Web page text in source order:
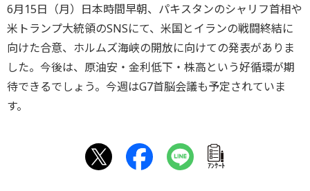
6月15日（月）日本時間早朝、パキスタンのシャリフ首相や
米トランプ大統領のSNSにて、米国とイランの戦闘終結に
向けた合意、ホルムズ海峡の開放に向けての発表がありま
した。今後は、原油安・金利低下・株高という好循環が期
待できるでしょう。今週はG7首脳会議も予定されていま
す。
ｱﾝｹｰﾄ